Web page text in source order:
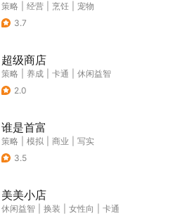
策略 经营 烹饪
宠物
3.7
超级商店
策略 养成 卡通
休闲益智
2.0
谁是首富
策略 模拟 商业
写实
3.5
美美小店
休闲益智 换装 女性向
卡通